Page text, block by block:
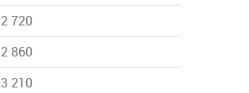
2 720
2 860
3 210